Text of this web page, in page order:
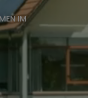
IM